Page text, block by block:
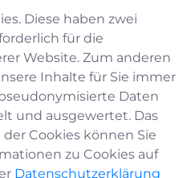
Betriebsgebäude
14
Medebach
Diese haben zwei
für die
Website. Zum anderen
Inhalte für Sie immer
Daten
und ausgewertet. Das
Cookies können Sie
zu Cookies auf
Datenschutzerklärung